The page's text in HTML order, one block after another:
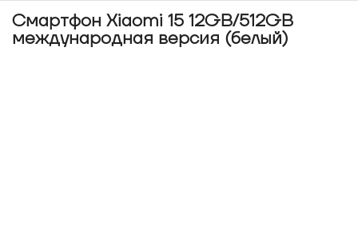
Смартфон Xiaomi 15 12GB/512GB
международная версия (белый)